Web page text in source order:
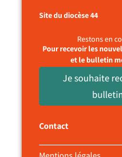
Site du diocèse 44
Restons en
Pour recevoir les
et le bulletin
Je souhaite
Contact